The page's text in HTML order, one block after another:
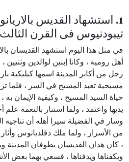
1. استشهاد القديس
تيبودنيوس فى القرن الثالث
في مثل هذا اليوم استشهد القديسان
أهل رومية ، وكانا إبنين لوالدين
رجل من أكابر المدينة اسمها كيليكية
مسيحية تعبد المسيح في السر ،
حياة السيد المسيح ، وكيفية الإيمان
يديها واعتمد ، ولما استنار بالنعمة
وسار في الفضيلة سيرا أهله أن تناجيه
من الأسرار ، ولما ملك دقلديانوس
، كان هذان القديسان يطوفان المدينة
ويكفناها ويدفناها ، فسعي بهما بعض